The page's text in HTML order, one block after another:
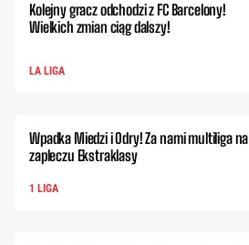
Kolejny gracz odchodzi z FC Barcelony!
Wielkich zmian ciąg dalszy!
LA LIGA
Wpadka Miedzi i Odry! Za nami multiliga na
zapleczu Ekstraklasy
1 LIGA